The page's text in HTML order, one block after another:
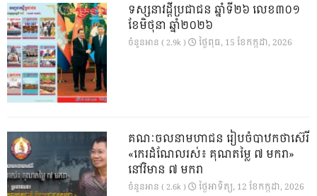
ទស្សនាវដ្ដីប្រជាជន ឆ្នាំទី២៦ លេខ៣០១
ខែមិថុនា ឆ្នាំ២០២៦
ចំនួនអាន ( 2.9k ) ថ្ងៃ​ពុធ, 15 ខែ​កក្កដា, 2026
គណៈចលនាមហាជន រៀបចំបាឋកថាស៊េរី
«កេរដំណែលរស់៖ គុណតម្លៃ ៧ មករា»
នៅវិមាន ៧ មករា
ចំនួនអាន ( 2.6k ) ថ្ងៃ​អាទិត្យ, 12 ខែ​កក្កដា, 2026